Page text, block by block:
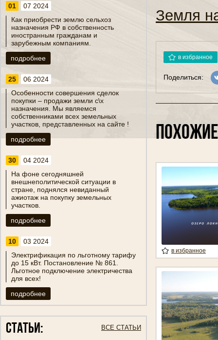
01
07 2024
Как приобрести землю сельхоз
назначения РФ в собственность
иностранным гражданам и
зарубежным компаниям.
подробнее
25
06 2024
Особенности совершения сделок
покупки – продажи земли с\х
назначения. Мы являемся
собственниками всех земельных
участков, представленных на сайте !
подробнее
30
04 2024
На фоне сегодняшней
внешнеполитической ситуации в
стране, поднялся невиданный
ажиотаж на покупку земельных
участков.
подробнее
10
03 2024
Электрификация по льготному тарифу
до 15 кВт. Постановление № 861.
Льготное подключение электричества
для всех!
подробнее
Статьи: ВСЕ СТАТЬИ
Земля
в избранное
Поделиться:
в избранное